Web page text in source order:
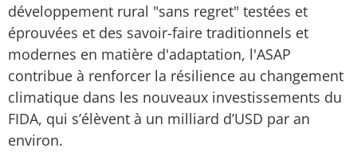
développement rural "sans regret" testées et
éprouvées et des savoir-faire traditionnels et
modernes en matière d'adaptation, l'ASAP
contribue à renforcer la résilience au changement
climatique dans les nouveaux investissements du
FIDA, qui s’élèvent à un milliard d’USD par an
environ.